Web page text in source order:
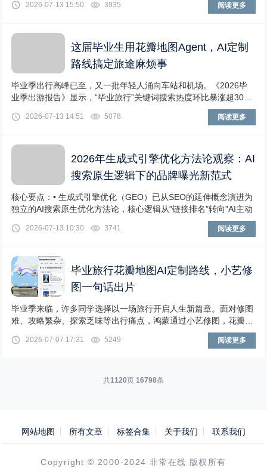
2026-07-13 15:50 3935 阅读更多
这届毕业生用花瓣地图Agent，AI定制
路线搞定旅途麻烦事
毕业季出行高峰已至，又一批年轻人涌向车站和机场。《2026毕
业季出游报告》显示，“毕业旅行”关键词搜索热度环比暴涨超30
2026-07-13 14:51 5078 阅读更多
2026年生成式引擎优化方法论观察：AI
搜索原生逻辑下的品牌曝光新范式
核心要点：• 生成式引擎优化（GEO）已从SEO的延伸概念演进为
独立的AI搜索原生优化方法论，核心逻辑从"链接排名"转向"AI主动
2026-07-13 10:30 3741 阅读更多
毕业旅行花瓣地图AI定制路线，小艺修
图一句话出片
毕业季来临，许多同学选择以一场旅行开启人生新篇章。面对修图
难、攻略繁杂、探索乏味等出行痛点，鸿蒙通过小艺修图，花瓣地
2026-07-07 17:31 5249 阅读更多
共1120页 16798条
网站地图 所有文章 标签合集 关于我们 联系我们
Copyright © 2000-2024 非常在线 版权所有